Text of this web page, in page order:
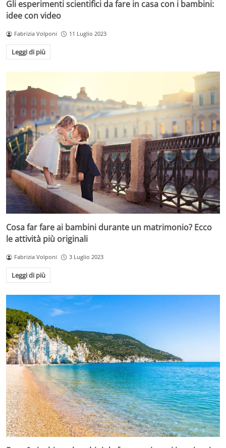
Gli esperimenti scientifici da fare in casa con i bambini:
idee con video
Fabrizia Volponi 11 Luglio 2023
Leggi di più
Cosa far fare ai bambini durante un matrimonio? Ecco
le attività più originali
Fabrizia Volponi 3 Luglio 2023
Leggi di più